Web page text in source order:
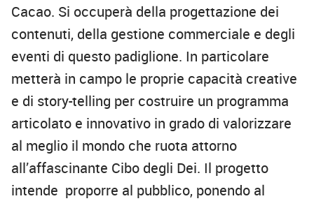
Cacao. Si occuperà della progettazione dei
contenuti, della gestione commerciale e degli
eventi di questo padiglione. In particolare
metterà in campo le proprie capacità creative
e di story-telling per costruire un programma
articolato e innovativo in grado di valorizzare
al meglio il mondo che ruota attorno
all’affascinante Cibo degli Dei. Il progetto
intende proporre al pubblico, ponendo al